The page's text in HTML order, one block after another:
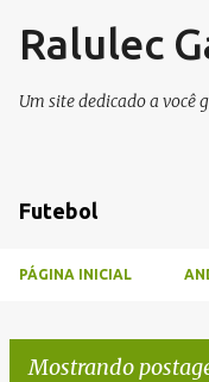
Pular
Ralulec
Um site dedicado a você
Futebol
PÁGINA INICIAL
Mostrando